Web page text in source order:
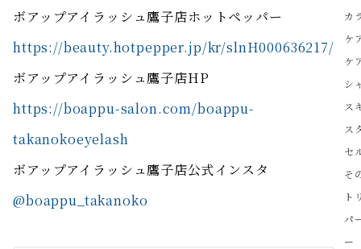
ボアップアイラッシュ鷹子店ホットペッパー
https://beauty.hotpepper.jp/kr/slnH000636217/
ボアップアイラッシュ鷹子店HP
https://boappu-salon.com/boappu-
takanokoeyelash
ボアップアイラッシュ鷹子店公式インスタ
@boappu_takanoko
カ
ケ
ケ
シ
ス
ス
セ
そ
ト
パ
ー